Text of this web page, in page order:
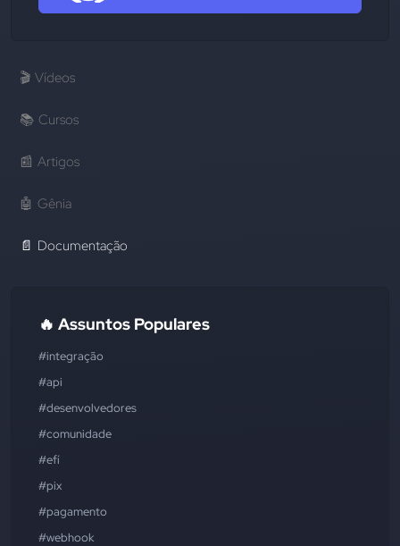
🎬 Vídeos
📚 Cursos
📰 Artigos
🤖 Gênia
📄 Documentação
🔥 Assuntos Populares
#integração
#api
#desenvolvedores
#comunidade
#efí
#pix
#pagamento
#webhook